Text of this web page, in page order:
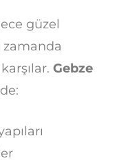
güzel
zamanda
Gebze